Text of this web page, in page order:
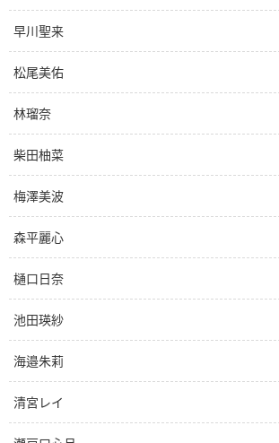
早川聖来
松尾美佑
林瑠奈
柴田柚菜
梅澤美波
森平麗心
樋口日奈
池田瑛紗
海邉朱莉
清宮レイ